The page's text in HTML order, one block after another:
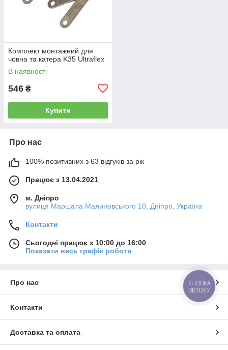
Комплект монтажний для
човна та катера K35 Ultraflex
В наявності
546 ₴
Купити
Про нас
100% позитивних з 63 відгуків за рік
Працює з 13.04.2021
м. Дніпро
вулиця Маршала Малиновського 10, Дніпро, Україна
Контакти
Сьогодні працює з 10:00 до 16:00
Показати весь графік роботи
Про нас
Контакти
Доставка та оплата
КНОПКА
ЗВ'ЯЗКУ